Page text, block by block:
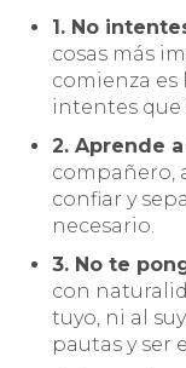
1. No
cosas más
comienza es
intentes que
2. Aprende
compañero,
confiar y
necesario.
3. No te
con
tuyo, ni al
pautas y ser